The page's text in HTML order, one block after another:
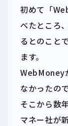
初めて「
べたところ
るとのこと
ます。
WebMoney
なかったの
そこから数
マネー社が